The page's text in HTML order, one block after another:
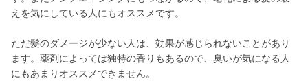
えを気にしている人にもオススメです。
ただ髪のダメージが少ない人は、効果が感じられないことがあり
ます。薬剤によっては独特の香りもあるので、臭いが気になる人
にもあまりオススメできません。